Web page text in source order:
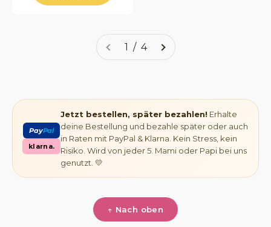
1 / 4
PayPal
klarna.
Jetzt bestellen, später bezahlen! Erhalte
deine Bestellung und bezahle später oder auch
in Raten mit PayPal & Klarna. Kein Stress, kein
Risiko. Wird von jeder 5. Mami oder Papi bei uns
genutzt. 💛
↑ Nach oben